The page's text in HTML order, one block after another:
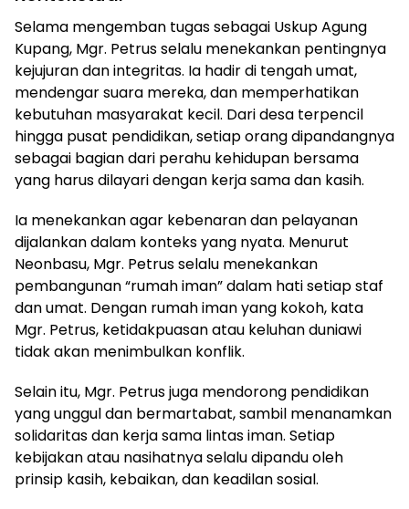
Selama mengemban tugas sebagai Uskup Agung
Kupang, Mgr. Petrus selalu menekankan pentingnya
kejujuran dan integritas. Ia hadir di tengah umat,
mendengar suara mereka, dan memperhatikan
kebutuhan masyarakat kecil. Dari desa terpencil
hingga pusat pendidikan, setiap orang dipandangnya
sebagai bagian dari perahu kehidupan bersama
yang harus dilayari dengan kerja sama dan kasih.
Ia menekankan agar kebenaran dan pelayanan
dijalankan dalam konteks yang nyata. Menurut
Neonbasu, Mgr. Petrus selalu menekankan
pembangunan “rumah iman” dalam hati setiap staf
dan umat. Dengan rumah iman yang kokoh, kata
Mgr. Petrus, ketidakpuasan atau keluhan duniawi
tidak akan menimbulkan konflik.
Selain itu, Mgr. Petrus juga mendorong pendidikan
yang unggul dan bermartabat, sambil menanamkan
solidaritas dan kerja sama lintas iman. Setiap
kebijakan atau nasihatnya selalu dipandu oleh
prinsip kasih, kebaikan, dan keadilan sosial.